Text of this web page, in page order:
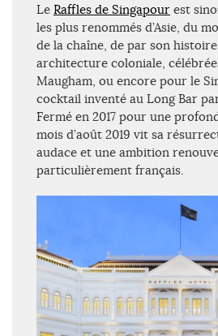
Le Raffles de Singapour est
les plus renommés d’Asie, du
de la chaîne, de par son
architecture coloniale,
Maugham, ou encore pour le
cocktail inventé au Long Bar
Fermé en 2017 pour une
mois d’août 2019 vit sa
audace et une ambition
particulièrement français.